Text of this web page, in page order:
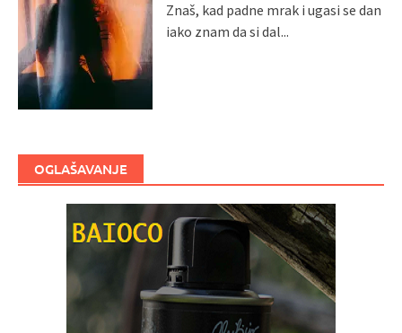
Znaš, kad padne mrak i ugasi se dan
iako znam da si dal...
OGLAŠAVANJE